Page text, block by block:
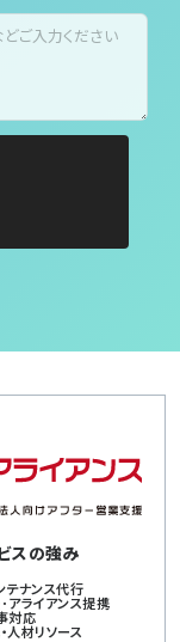
スの強み
テナンス代行
アライアンス提携
対応
人材リソース